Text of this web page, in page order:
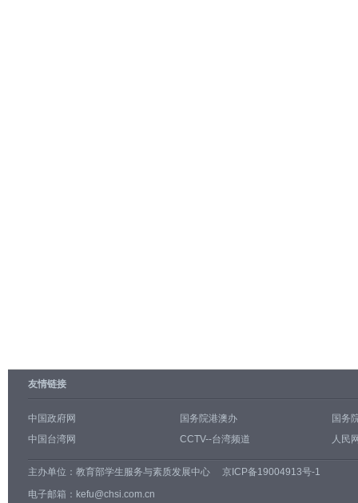
友情链接
中国政府网 国务院港澳办
国务
中国台湾网
CCTV--台湾频道 人民
主办单位： 教育部学生服务与素质发展中心
京ICP备19004913号-1
电子邮箱：kefu@chsi.com.cn